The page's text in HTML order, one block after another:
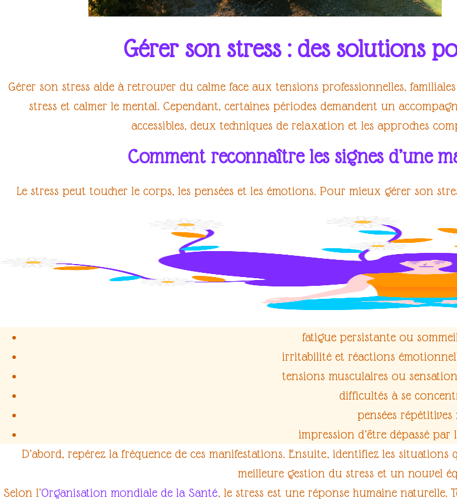
Gérer son stress : des solutions
Gérer son stress aide à retrouver du calmeface aux tensions professionnelles,
stress et calmer le mental. Cependant, certaines périodes demandent un
accessibles, deux techniques de relaxation et les approches
Comment reconnaître les signes d’une
Le stress peut toucher le corps, les pensées et les émotions . Pour mieux gérer son
fatigue persistante ou
irritabilité et réactions
tensions musculaires ou
difficultés à se
pensées répétitives ;
impression d’être dépassé par
D’abord, repérez la fréquence de ces manifestations. Ensuite, identifiez les
meilleure gestion du stress et un nouvel
Selon l’Organisation mondiale de la Santé , le stress est une réponse humaine naturelle.